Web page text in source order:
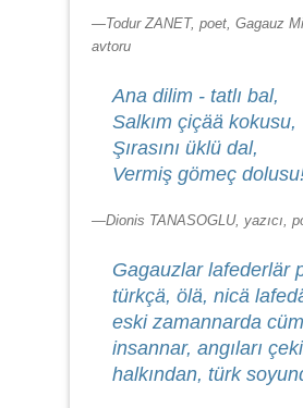
—Todur ZANET, poet, Gagauz
avtoru
Ana dilim - tatlı bal,
Salkım çiçää kokusu,
Şırasını üklü dal,
Vermiş gömeç
—Dionis TANASOGLU, yazıcı,
Gagauzlar lafederlär
türkçä, ölä, nicä
eski zamannarda
insannar, angıları
halkından, türk